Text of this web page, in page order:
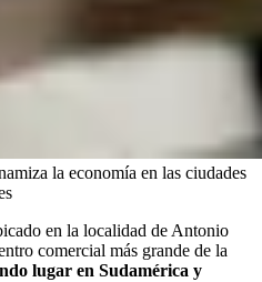
la economía en las ciudades
en la localidad de Antonio
comercial más grande de la
lugar en Sudamérica y